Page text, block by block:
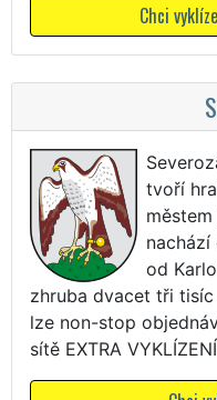
Chci
tvoří
od
zhruba dvacet tři
lze non-stop
sítě EXTRA